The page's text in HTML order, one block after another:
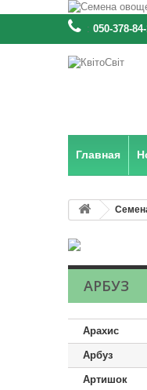
: 050-378-
Главная
АРБУЗ
Арахис
Арбуз
Артишок